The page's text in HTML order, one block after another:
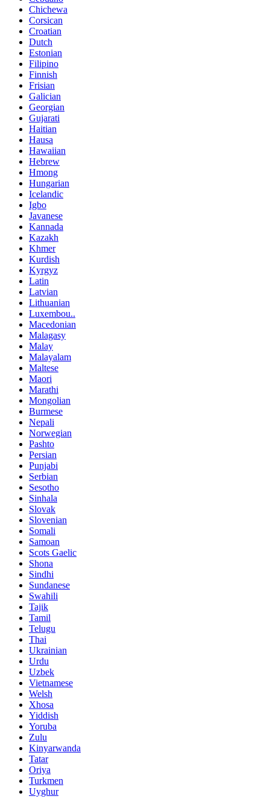
Chichewa
Corsican
Croatian
Dutch
Estonian
Filipino
Finnish
Frisian
Galician
Georgian
Gujarati
Haitian
Hausa
Hawaiian
Hebrew
Hmong
Hungarian
Icelandic
Igbo
Javanese
Kannada
Kazakh
Khmer
Kurdish
Kyrgyz
Latin
Latvian
Lithuanian
Luxembou..
Macedonian
Malagasy
Malay
Malayalam
Maltese
Maori
Marathi
Mongolian
Burmese
Nepali
Norwegian
Pashto
Persian
Punjabi
Serbian
Sesotho
Sinhala
Slovak
Slovenian
Somali
Samoan
Scots Gaelic
Shona
Sindhi
Sundanese
Swahili
Tajik
Tamil
Telugu
Thai
Ukrainian
Urdu
Uzbek
Vietnamese
Welsh
Xhosa
Yiddish
Yoruba
Zulu
Kinyarwanda
Tatar
Oriya
Turkmen
Uyghur